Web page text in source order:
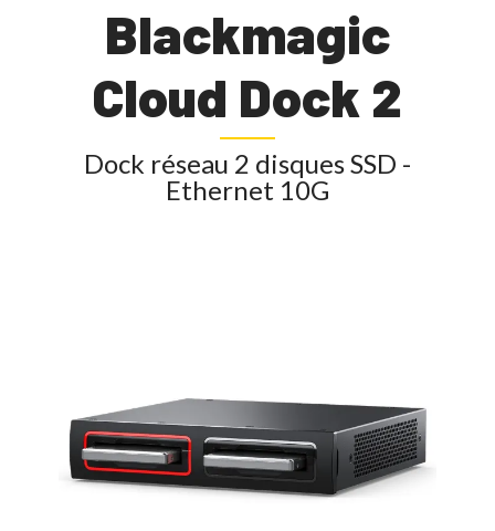
Blackmagic
Cloud Dock 2
Dock réseau 2 disques SSD -
Ethernet 10G